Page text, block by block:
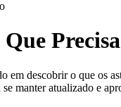
em descobrir o que os
manter atualizado e